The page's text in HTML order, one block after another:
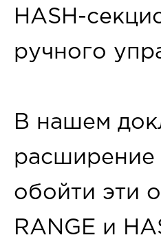
HASH-
ручного
В нашем
расширение
обойти эти
RANGE и